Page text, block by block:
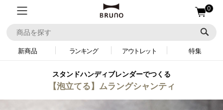
0
新商品 ランキング アウトレット 特集
スタンドハンディブレンダーでつくる
【泡立てる】ムラングシャンティ